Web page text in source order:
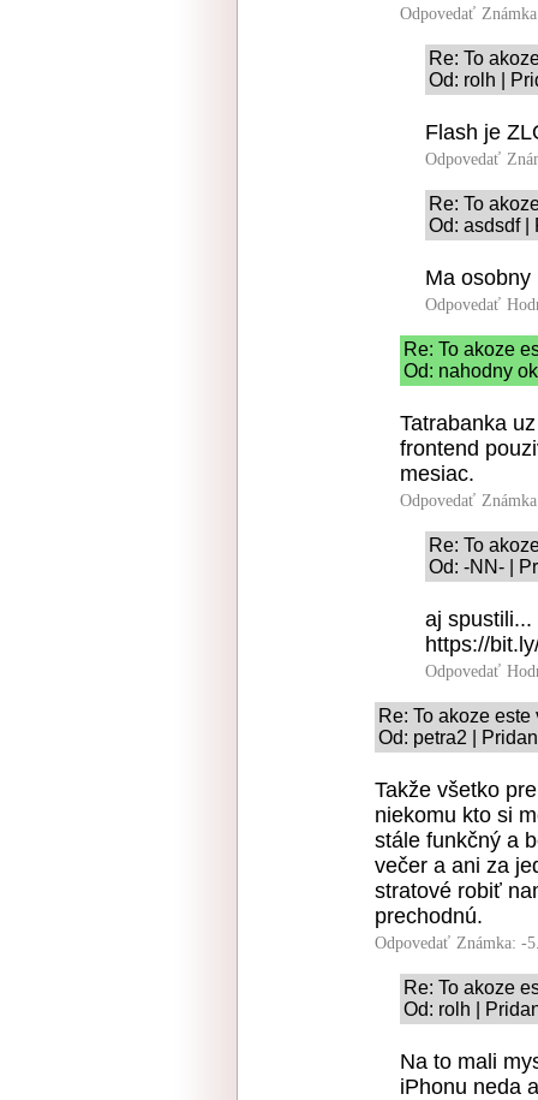
Odpovedať
Re: To
Od: rolh |
Flash je
Odpovedať
Re: To
Od: asdsdf |
Ma osobny
Odpovedať
Re: To akoze
Od: nahodny
Tatrabanka
frontend
mesiac.
Odpovedať
Re: To
Od: -NN- |
aj
https://
Odpovedať
Re: To akoze
Od: petra2 |
Takže všetko
niekomu kto si
stále funkčný a
večer a ani za
stratové robiť
prechodnú.
Odpovedať Známka: -
Re: To akoze
Od: rolh |
Na to mali
iPhonu neda